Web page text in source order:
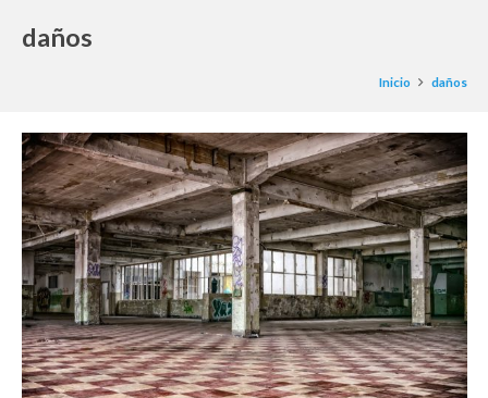
daños
Inicio daños